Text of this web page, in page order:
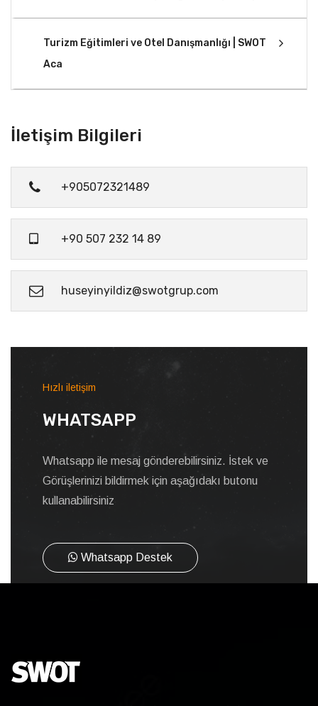
Turizm Eğitimleri ve Otel Danışmanlığı | SWOT
Aca
İletişim Bilgileri
+905072321489
+90 507 232 14 89
huseyinyildiz@swotgrup.com
Hızlı iletişim
WHATSAPP
Whatsapp ile mesaj gönderebilirsiniz. İstek ve
Görüşlerinizi bildirmek için aşağıdakı butonu
kullanabilirsiniz
Whatsapp Destek